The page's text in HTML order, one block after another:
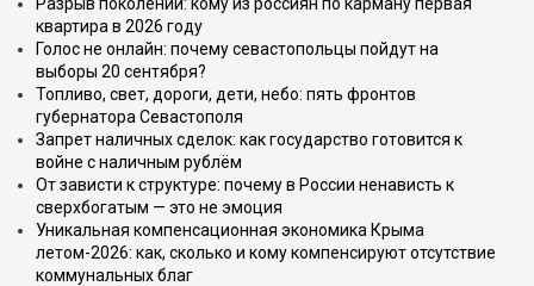
квартира в 2026 году
Голос не онлайн: почему севастопольцы пойдут на
выборы 20 сентября?
Топливо, свет, дороги, дети, небо: пять фронтов
губернатора Севастополя
Запрет наличных сделок: как государство готовится к
войне с наличным рублём
От зависти к структуре: почему в России ненависть к
сверхбогатым — это не эмоция
Уникальная компенсационная экономика Крыма
летом-2026: как, сколько и кому компенсируют отсутствие
коммунальных благ